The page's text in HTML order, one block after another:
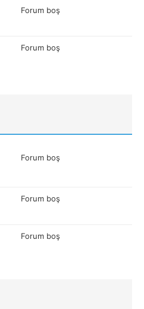
Forum boş
Forum boş
Forum boş
Forum boş
Forum boş